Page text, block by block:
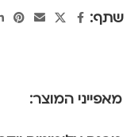
שתף:
מאפייני המוצר: